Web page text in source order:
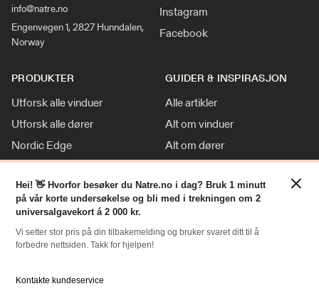
info@natre.no
Engenvegen 1, 2827 Hunndalen,
Norway
Instagram
Facebook
PRODUKTER
Utforsk alle vinduer
Utforsk alle dører
Nordic Edge
Klassisk stil
Tilpasninger
GUIDER & INSPIRASJON
Alle artikler
Alt om vinduer
Alt om dører
Inspirasjon
Nyheter
RESSURSER
Slik bestiller du
Hei! 👋 Hvorfor besøker du Natre.no i dag? Bruk 1 minutt
på vår korte undersøkelse og bli med i trekningen om 2
universalgavekort á 2 000 kr.
Vi setter stor pris på din tilbakemelding og bruker svaret ditt til å
forbedre nettsiden. Takk for hjelpen!
Kontakte kundeservice
×